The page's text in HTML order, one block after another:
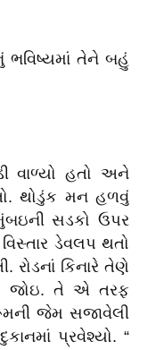
ભવિષ્યમાં તેને બહું
વાળ્યો હતો અને
થોડુંક મન હળવું
સડકો ઉપર
ડેવલપ થતો
રોડનાં કિનારે તેણે
જોઇ. તે એ તરફ
જેમ સજાવેલી
પ્રવેશ્યો. “